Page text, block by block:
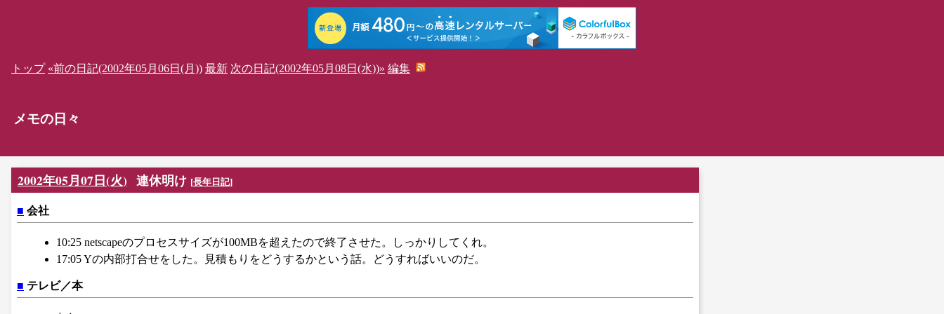
トップ «前の日記(2002年05月06日(月)) 最新 次の日記(2002年05月08日(水))» 編集
メモの日々
2002年05月07日(火) 連休明け [長年日記]
■ 会社
10:25 netscapeのプロセスサイズが100MBを超えたので終了させた。しっかりしてくれ。
17:05 Yの内部打合せをした。見積もりをどうするかという話。どうすればいいのだ。
■ テレビ／本